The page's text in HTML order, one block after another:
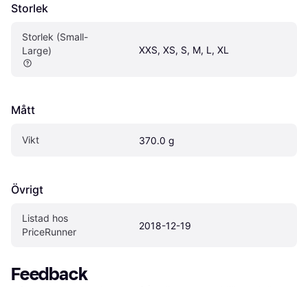
Storlek
Storlek (Small-
Large)
XXS, XS, S, M, L, XL
Mått
Vikt 370.0 g
Övrigt
Listad hos
PriceRunner
2018-12-19
Feedback